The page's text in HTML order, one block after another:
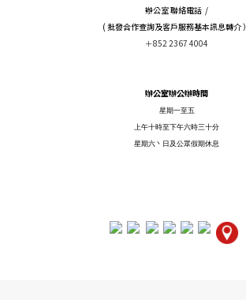
辦公室 聯絡電話 /
( 批發合作查詢及客戶服務基本訊息轉介 ）
＋852 2367 4004
辦公室辦公辦時間
星期一至五
上午十時至下午六時三十分
星期六丶日及公眾假期休息